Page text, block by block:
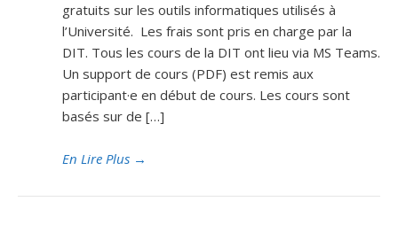
gratuits sur les outils informatiques utilisés à
l’Université. Les frais sont pris en charge par la
DIT. Tous les cours de la DIT ont lieu via MS Teams.
Un support de cours (PDF) est remis aux
participant·e en début de cours. Les cours sont
basés sur de […]
En Lire Plus →